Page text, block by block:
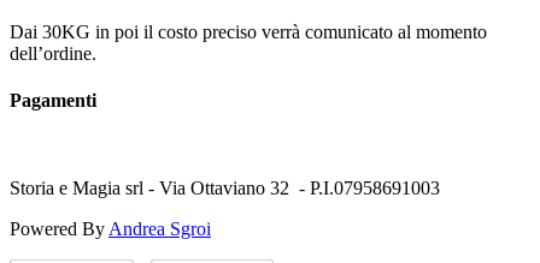
Dai 30KG in poi il costo preciso verrà comunicato al momento
dell’ordine.
Pagamenti
Storia e Magia srl - Via Ottaviano 32 - P.I.07958691003
Powered By Andrea Sgroi